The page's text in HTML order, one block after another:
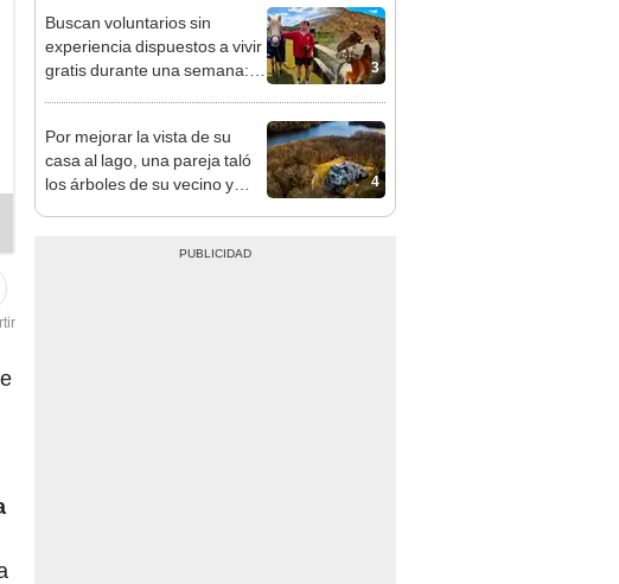
3
Buscan voluntarios sin
experiencia dispuestos a vivir
gratis durante una semana:
un refugio por 2 horas
4
Por mejorar la vista de su
casa al lago, una pareja taló
los árboles de su vecino y